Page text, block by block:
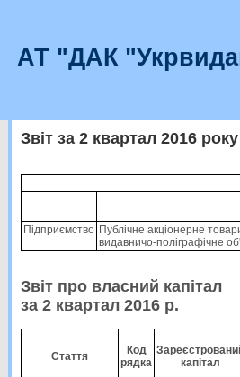
АТ "ДАК
Звіт за 2 квартал 2016 року
Підприємство Публiчне акцiонерне
видавничо-полiграфiчне
Звіт про власний капітал
за 2 квартал 2016 р.
Стаття
Код
рядка
капітал